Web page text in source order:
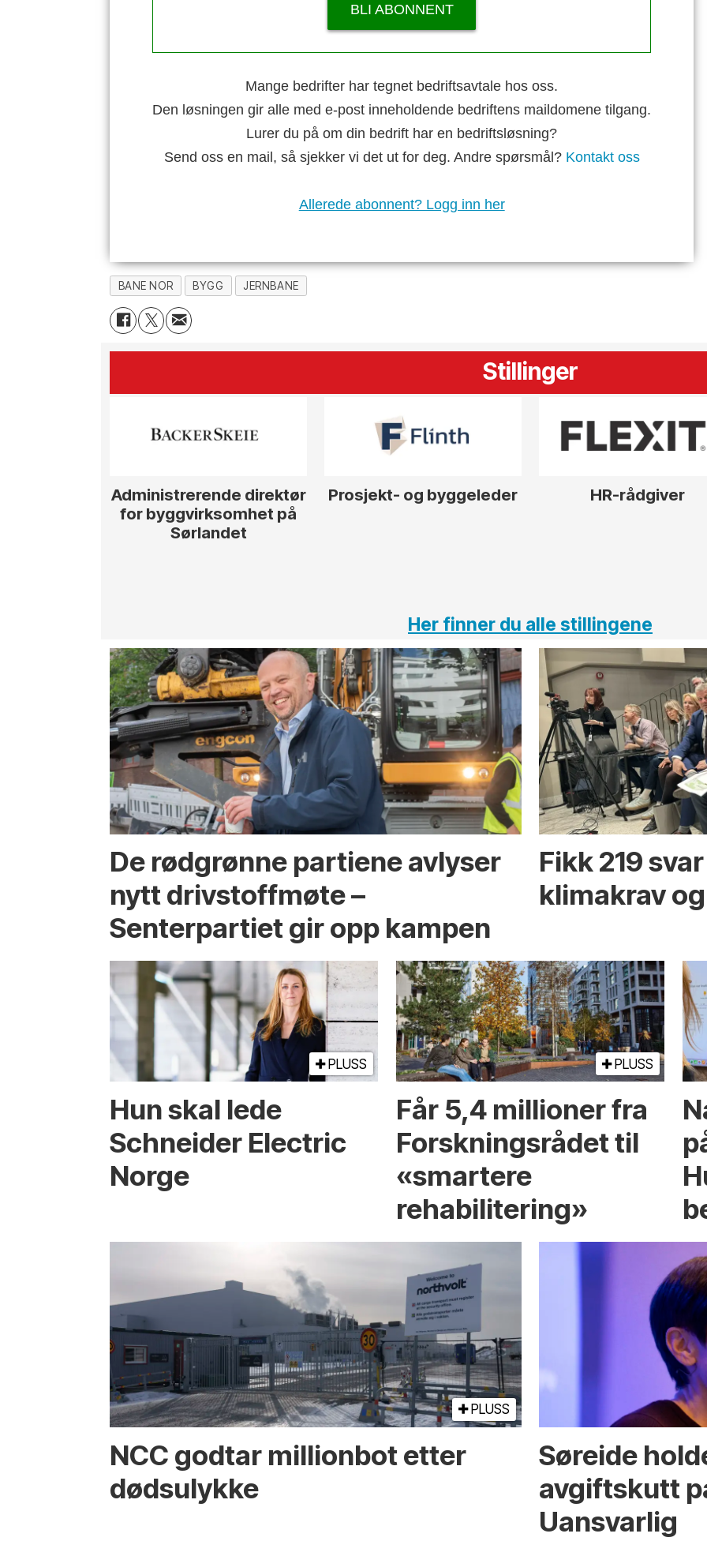
BLI ABONNENT
Mange bedrifter har tegnet bedriftsavtale hos oss.
Den løsningen gir alle med e-post inneholdende bedriftens maildomene tilgang.
Lurer du på om din bedrift har en bedriftsløsning?
Send oss en mail, så sjekker vi det ut for deg. Andre spørsmål? Kontakt oss
Allerede abonnent? Logg inn her
BANE NOR BYGG JERNBANE
Stillinger
Administrerende direktør
for byggvirksomhet på
Sørlandet
Prosjekt- og byggeleder HR-rådgiver
Her finner du alle stillingene
De rødgrønne partiene avlyser
nytt drivstoffmøte –
Senterpartiet gir opp kampen
Fikk 219
klimakrav
PLUSS
Hun skal lede
Schneider Electric
Norge
PLUSS
Får 5,4 millioner fra
Forskningsrådet til
«smartere
rehabilitering»
PLUSS
NCC godtar millionbot etter
dødsulykke
Søreide
avgiftskutt
Uansvarlig